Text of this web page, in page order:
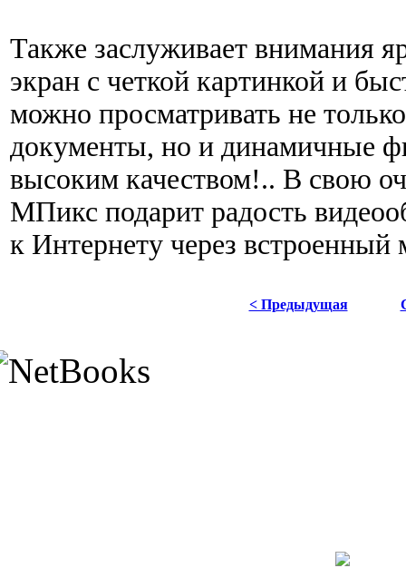
Также заслуживает внимания
экран с четкой картинкой и
можно просматривать не
документы, но и динамичные
высоким качеством!.. В свою
МПикс подарит радость
к Интернету через
< Предыдущая